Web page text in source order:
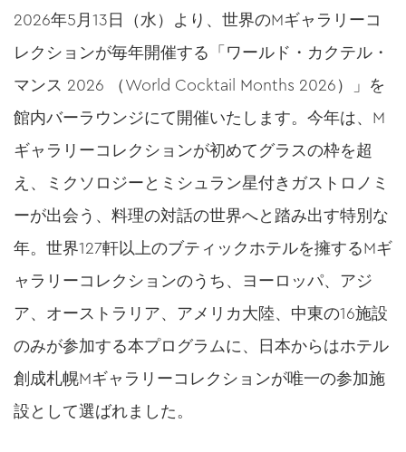
2026年5月13日（水）より、世界のMギャラリーコ
レクションが毎年開催する「ワールド・カクテル・
マンス 2026 （World Cocktail Months 2026）」を
館内バーラウンジにて開催いたします。今年は、M
ギャラリーコレクションが初めてグラスの枠を超
え、ミクソロジーとミシュラン星付きガストロノミ
ーが出会う、料理の対話の世界へと踏み出す特別な
年。世界127軒以上のブティックホテルを擁するMギ
ャラリーコレクションのうち、ヨーロッパ、アジ
ア、オーストラリア、アメリカ大陸、中東の16施設
のみが参加する本プログラムに、日本からはホテル
創成札幌Mギャラリーコレクションが唯一の参加施
設として選ばれました。